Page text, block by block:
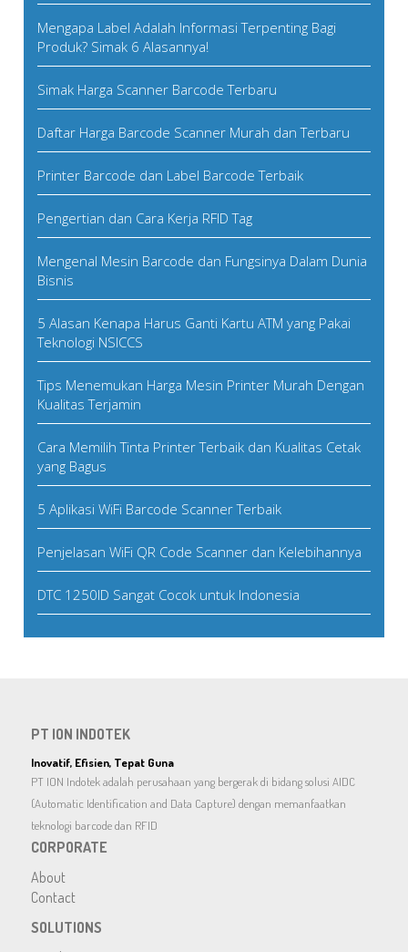
Mengapa Label Adalah Informasi Terpenting Bagi
Produk? Simak 6 Alasannya!
Simak Harga Scanner Barcode Terbaru
Daftar Harga Barcode Scanner Murah dan Terbaru
Printer Barcode dan Label Barcode Terbaik
Pengertian dan Cara Kerja RFID Tag
Mengenal Mesin Barcode dan Fungsinya Dalam Dunia
Bisnis
5 Alasan Kenapa Harus Ganti Kartu ATM yang Pakai
Teknologi NSICCS
Tips Menemukan Harga Mesin Printer Murah Dengan
Kualitas Terjamin
Cara Memilih Tinta Printer Terbaik dan Kualitas Cetak
yang Bagus
5 Aplikasi WiFi Barcode Scanner Terbaik
Penjelasan WiFi QR Code Scanner dan Kelebihannya
DTC 1250ID Sangat Cocok untuk Indonesia
PT ION INDOTEK
Inovatif, Efisien, Tepat Guna
PT ION Indotek adalah perusahaan yang bergerak di bidang solusi AIDC
(Automatic Identification and Data Capture) dengan memanfaatkan
teknologi barcode dan RFID
CORPORATE
About
Contact
SOLUTIONS